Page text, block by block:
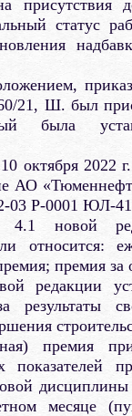
присутствия
статус
21, Ш. был
была
октября 2022
АО
03 Р-0001 ЮЛ-
4.1 новой
относится:
премия за
редакции
результаты
премия
показателей
месяце